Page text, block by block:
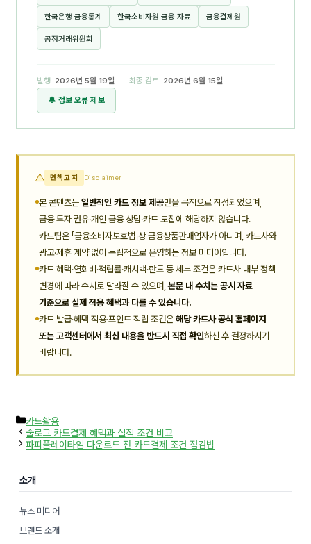
한국은행 금융통계 한국소비자원 금융 자료 금융결제원
공정거래위원회
발행 2026년 5월 19일 · 최종 검토
2026년 6월 15일
🔔 정보 오류 제보
면책고지 Disclaimer
본 콘텐츠는 일반적인 카드 정보 제공만을 목적으로 작성되었으며,
금융 투자 권유·개인 금융 상담·카드 모집에 해당하지 않습니다.
카드팁은 「금융소비자보호법」상 금융상품판매업자가 아니며, 카드사와
광고·제휴 계약 없이 독립적으로 운영하는 정보 미디어입니다.
카드 혜택·연회비·적립률·캐시백·한도 등 세부 조건은 카드사 내부 정책
변경에 따라 수시로 달라질 수 있으며,본문 내 수치는 공시 자료
기준으로 실제 적용 혜택과 다를 수 있습니다.
카드 발급·혜택 적용·포인트 적립 조건은 해당 카드사 공식 홈페이지
또는 고객센터에서 최신 내용을 반드시 직접 확인하신 후 결정하시기
바랍니다.
카
테
고
리
카드활용
줄로그 카드결제 혜택과 실적 조건 비교
파피플레이타임 다운로드 전 카드결제 조건 점검법
소개
뉴스 미디어
브랜드 소개